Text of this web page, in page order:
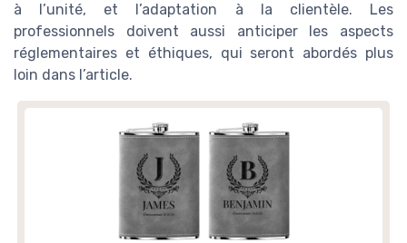
à l’unité, et l’adaptation à la clientèle. Les
professionnels doivent aussi anticiper les aspects
réglementaires et éthiques, qui seront abordés plus
loin dans l’article.